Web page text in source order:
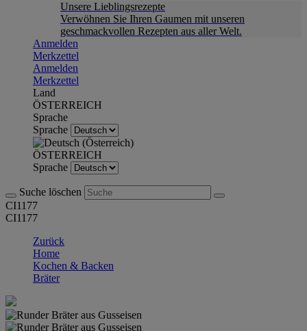
Unsere Lieblingsrezepte
Verwöhnen Sie Ihren Gaumen mit unseren
geschmackvollen Rezepten aus aller Welt.
Anmelden
Merkzettel
Anmelden
Merkzettel
Land
ÖSTERREICH
Sprache
Sprache
ÖSTERREICH
Sprache
Suche löschen
CI1177
CI1177
Zurück
Home
Kochen & Backen
Bräter